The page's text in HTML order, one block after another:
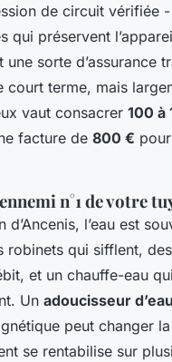
de circuit vérifiée
qui préservent
une sorte d’assurance
court terme, mais
vaut consacrer 100 à
facture de 800 €
n°1 de votre
d’Ancenis, l’eau est
robinets qui sifflent,
et un chauffe-eau
Un adoucisseur d’eau
peut changer
se rentabilise sur